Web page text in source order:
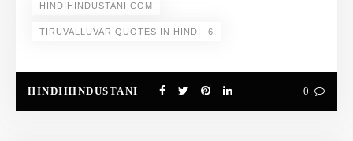
HINDIHINDUSTANI.COM
TIRUVALLUVAR QUOTES IN HINDI -6
HINDIHINDUSTANI 0